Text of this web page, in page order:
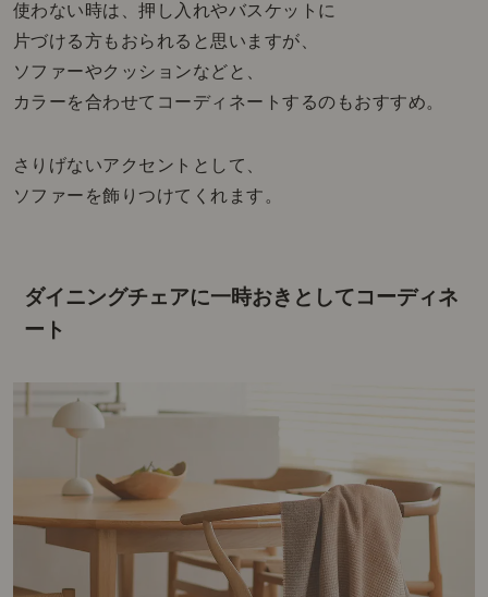
使わない時は、押し入れやバスケットに
片づける方もおられると思いますが、
ソファーやクッションなどと、
カラーを合わせてコーディネートするのもおすすめ。
さりげないアクセントとして、
ソファーを飾りつけてくれます。
ダイニングチェアに一時おきとしてコーディネ
ート